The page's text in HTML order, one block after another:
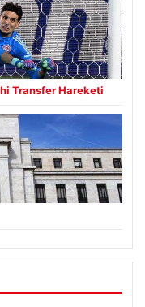
Transfer Hareketi